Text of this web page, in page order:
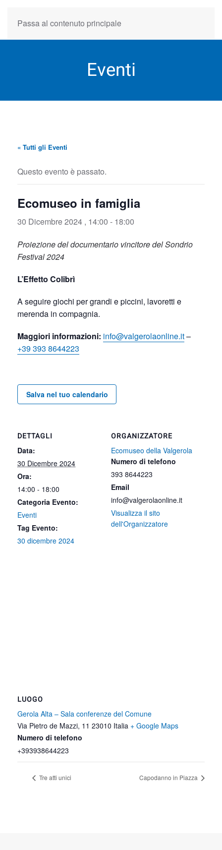
Passa al contenuto principale
Eventi
« Tutti gli Eventi
Questo evento è passato.
Ecomuseo in famiglia
30 Dicembre 2024 , 14:00 - 18:00
Proiezione del documentario vincitore del Sondrio
Festival 2024
L’Effetto Colibrì
A seguire giochi per grandi e piccini, lavoretti e
merenda in compagnia.
Maggiori informazioni: info@valgerolaonline.it–
+39 393 8644223
Salva nel tuo calendario
DETTAGLI
Data:
30 Dicembre 2024
Ora:
14:00 - 18:00
Categoria Evento:
Eventi
Tag Evento:
30 dicembre 2024
ORGANIZZATORE
Ecomuseo della Valgerola
Numero di telefono
393 8644223
Email
info@valgerolaonline.it
Visualizza il sito
dell'Organizzatore
LUOGO
Gerola Alta – Sala conferenze del Comune
Via Pietro de Mazzi, 11 23010 Italia + Google Maps
Numero di telefono
+393938644223
Tre atti unici Capodanno in Piazza